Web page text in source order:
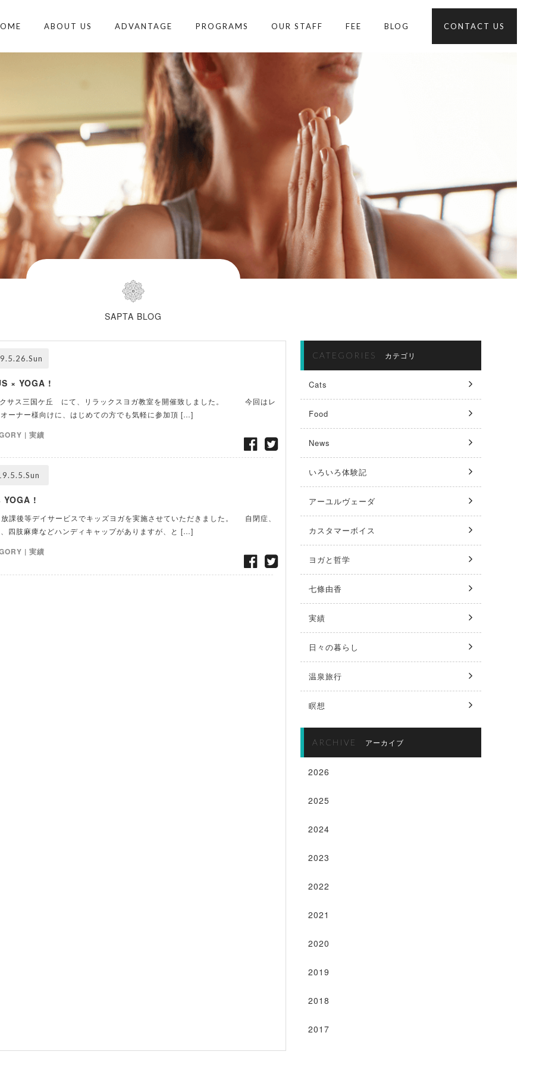
ABOUT US ADVANTAGE PROGRAMS OUR STAFF FEE BLOG CONTACT US
SAPTA BLOG
× YOGA !
ス三国ケ丘 にて、リラックスヨガ教室を開催致しました。 今回はレ
ーナー様向けに、はじめての方でも気軽に参加頂 […]
|実績
YOGA !
等デイサービスでキッズヨガを実施させていただきました。 自閉症、
四肢麻痺などハンディキャップがありますが、と […]
|実績
CATEGORIES カテゴリ
Cats
Food
News
いろいろ体験記
アーユルヴェーダ
カスタマーボイス
ヨガと哲学
七條由香
実績
日々の暮らし
温泉旅行
瞑想
ARCHIVE アーカイブ
2026
2025
2024
2023
2022
2021
2020
2019
2018
2017